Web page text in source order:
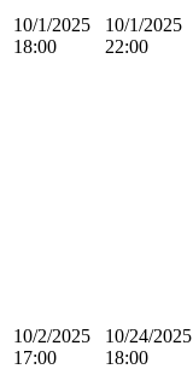
10/1/2025
18:00
10/1/2025
22:00
10/2/2025
17:00
10/24/2025
18:00